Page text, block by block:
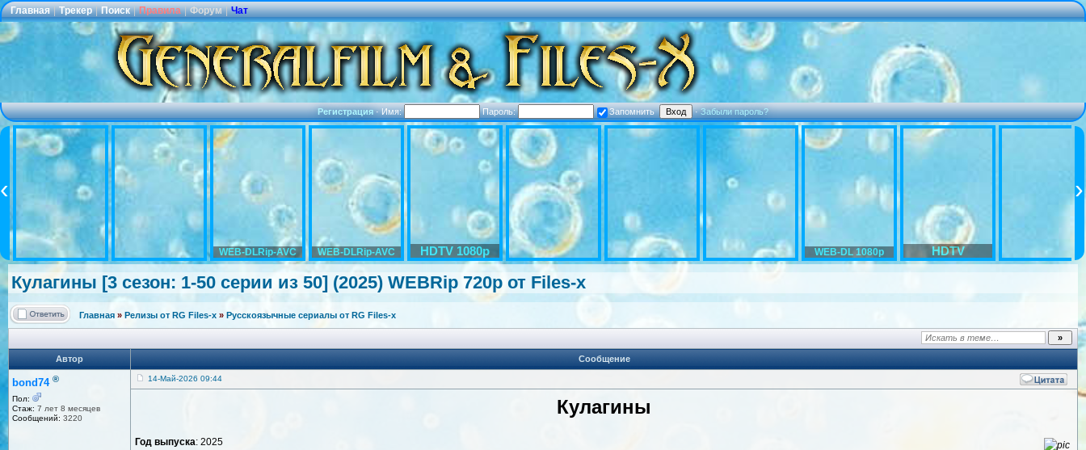
Главная | Трекер | Поиск | Правила | Форум | Чат
Регистрация·Имя: Пароль: Запомнить ·Забыли пароль?
WEB-DLRip-AVC WEB-DLRip-AVC HDTV 1080p WEB-DL 1080p HDTV
Кулагины [3 сезон: 1-50 серии из 50] (2025) WEBRip 720p от Files-x
Главная » Релизы от RG Files-x » Русскоязычные сериалы от RG Files-x
Автор Сообщение
bond74 ®
Пол:
Стаж: 7 лет 8 месяцев
Сообщений: 3220
14-Май-2026 09:44
Кулагины
Год выпуска: 2025